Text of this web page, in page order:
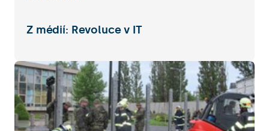
Z médií: Revoluce v IT